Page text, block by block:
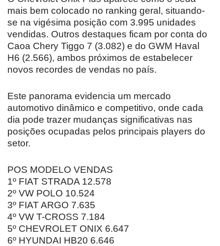
mais bem colocado no ranking geral, situando-
se na vigésima posição com 3.995 unidades
vendidas. Outros destaques ficam por conta do
Caoa Chery Tiggo 7 (3.082) e do GWM Haval
H6 (2.566), ambos próximos de estabelecer
novos recordes de vendas no país.
Este panorama evidencia um mercado
automotivo dinâmico e competitivo, onde cada
dia pode trazer mudanças significativas nas
posições ocupadas pelos principais players do
setor.
POS MODELO VENDAS
1º FIAT STRADA 12.578
2º VW POLO 10.524
3º FIAT ARGO 7.635
4º VW T-CROSS 7.184
5º CHEVROLET ONIX 6.647
6º HYUNDAI HB20 6.646